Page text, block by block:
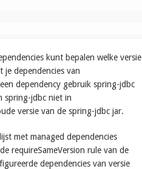
kunt bepalen welke versie
je dependencies van
dependency gebruik spring-jdbc
spring-jdbc niet in
versie van de spring-jdbc jar.
met managed dependencies
requireSameVersion rule van de
dependencies van versie